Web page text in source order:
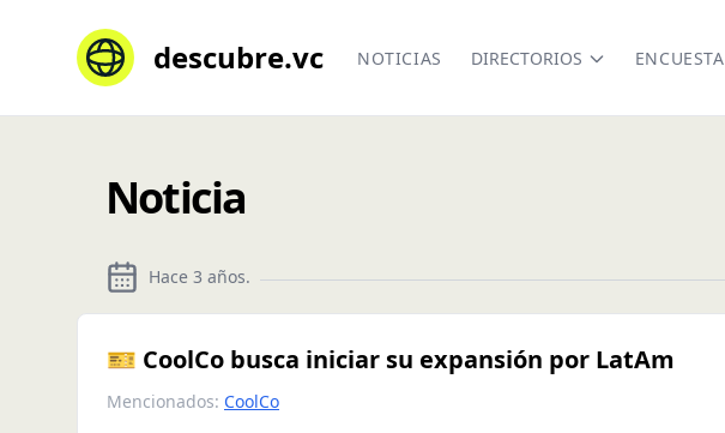
descubre.vc NOTICIAS DIRECTORIOS ENCUESTA
Noticia
Hace 3 años.
🎫 CoolCo busca iniciar su expansión por LatAm
Mencionados: CoolCo